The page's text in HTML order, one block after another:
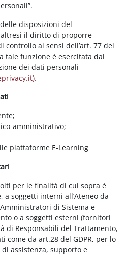
disposizioni del
altresì il diritto di proporre
controllo ai sensi dell’art. 77 del
tale funzione è esercitata dal
dei dati personali
amministrativo;
piattaforme E-Learning
per le finalità di cui sopra è
a soggetti interni all’Ateneo da
di Sistema e
o a soggetti esterni (fornitori
di Responsabili del Trattamento,
come da art.28 del GDPR, per lo
assistenza, supporto e